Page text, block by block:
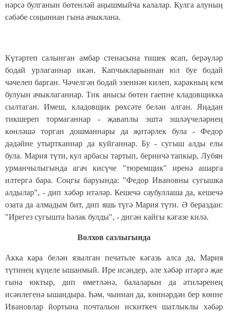
нәрсә булганын бөтенләй аңышмыйча калалар. Кулга алуның
сәбәбе соңыннан гына ачыклана.
Күтәртеп салынган амбар стенасына тишек ясап, берәүләр
бодай урлаганнар икән. Капчыкларыннан юл буе бодай
чәчелеп барган. Чәчелгән бодай эзеннән килеп, каракның кем
булуын ачыклаганнар. Тик анысы бөтен гаепне кладовщикка
сылтаган. Имеш, кладовщик рөхсәте белән алган. Яңадан
тикшереп тормаганнар - җаваплы эштә эшләүчеләрнең
көнләшә торган дошманнары да җитәрлек була - Федор
дәдәйне утыртканнар да куйганнар. Бу - сугыш алды елы
була. Мария түти, кул арбасы тартып, берничә тапкыр, Лубян
урманчылыгында агач кисүче "тюремщик" иренә ашарга
илтергә бара. Соңгы баруында: "Федор Ивановны сугышка
алдылар", - дип хәбәр итәләр. Кешечә саубуллаша да, кешечә
озата да алмадым бит, дип яшь түгә Мария түти. Ә бераздан:
"Ирегез сугышта һәлак булды", - дигән кайгы кәгазе килә.
Волхов сазлыгында
Акка кара белән язылган печатьле кәгазь алса да, Мария
түтинең күңеле ышанмый. Ире исәндер, әле хәбәр итәргә җае
гына юктыр, дип өметләнә, балаларын да әтиләренең
исәнлегенә ышандыра. Һәм, чыннан да, көннәрдән бер көнне
Ивановлар йортына почтальон искиткеч шатлыклы хәбәр